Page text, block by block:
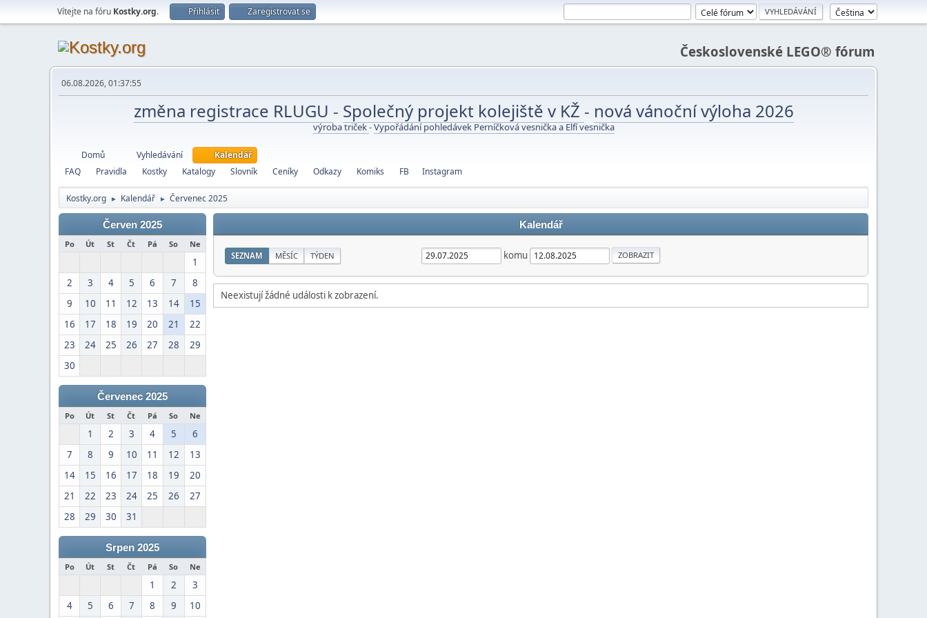
Vítejte na fóru Kostky.org. Přihlásit Zaregistrovat se
Československé LEGO® fórum
06.08.2026, 01:37:55
změna registrace RLUGU - Společný projekt kolejiště v KŽ - nová vánoční výloha 2026
výroba triček-Vypořádání pohledávek Perníčková vesnička a Elfí vesnička
Domů Vyhledávání
Kalendář
FAQ
Pravidla Kostky Katalogy Slovník Ceníky Odkazy Komiks FB Instagram
Kostky.org ► Kalendář ► Červenec 2025
Červen 2025
Po Út St Čt Pá So Ne
1
2
3 4 5 6 7
8
9
10 11 12 13 14
15
16
17 18 19 20 21
22
23
24 25 26 27 28
29
30
Červenec 2025
Po Út St Čt Pá So Ne
1 2 3 4 5
6
7
8 9 10 11 12
13
14
15 16 17 18 19
20
21
22 23 24 25 26
27
28
29 30 31
Srpen 2025
Po Út St Čt Pá So Ne
1 2
3
4
5 6 7 8 9 10
Kalendář
SEZNAM MĚSÍC TÝDEN komu
Neexistují žádné události k zobrazení.